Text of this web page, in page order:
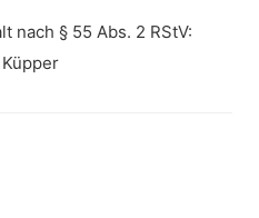
nach § 55 Abs. 2 RStV: